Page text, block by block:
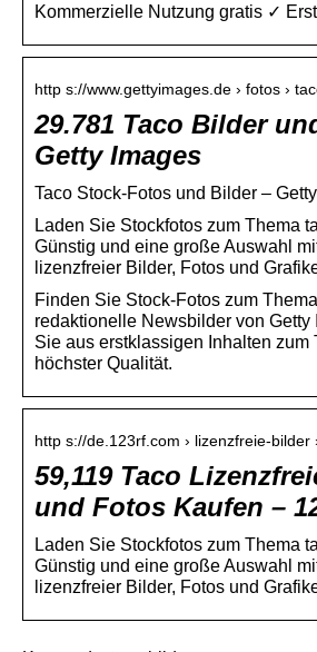
Kommerzielle Nutzung gratis ✓
http s://www.gettyimages.de › fotos ›
29.781 Taco Bilder
Getty Images
Taco Stock-Fotos und Bilder –
Laden Sie Stockfotos zum Thema
Günstig und eine große Auswahl
lizenzfreier Bilder, Fotos und
Finden Sie Stock-Fotos zum
redaktionelle Newsbilder von Getty
Sie aus erstklassigen Inhalten zum
höchster Qualität.
http s://de.123rf.com › lizenzfreie-bilder
59,119 Taco
und Fotos Kaufen –
Laden Sie Stockfotos zum Thema
Günstig und eine große Auswahl
lizenzfreier Bilder, Fotos und